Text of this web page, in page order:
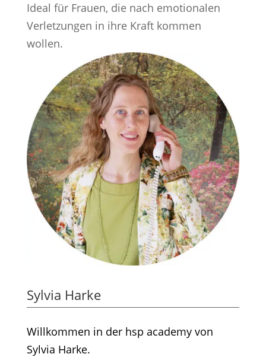
Ideal für Frauen, die nach emotionalen
Verletzungen in ihre Kraft kommen
wollen.
Sylvia Harke
Willkommen in der hsp academy von
Sylvia Harke.